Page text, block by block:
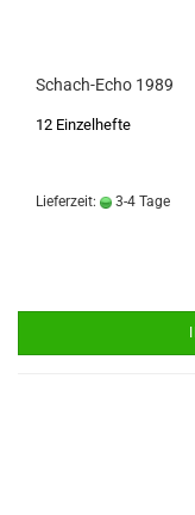
Schach-Echo 1989
12 Einzelhefte
Lieferzeit: 3-4 Tage